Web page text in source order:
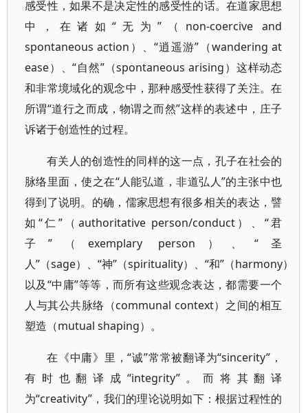
感受性，如果不是决定性的感受性的话。在道家思想
中，在诸如“无为”（non-coercive and
spontaneous action）、“逍遥游”（wandering at
ease）、“自然”（spontaneous arising）这样动态
和非常境域化的观念中，那种感受性获得了关注。在
所谓“道行之而成，物谓之而然”这样的表述中，庄子
诉诸于创造性的过程。
有关人的创造性的同样的这一点，孔子在社会的
脉络里面，使之在“人能弘道，非道弘人”的主张中也
得到了说明。的确，儒家思想有很多相关的表达，譬
如“仁”（authoritative person/conduct）、“君
子”（exemplary person）、“圣
人”（sage）、“神”（spirituality）、“和”（harmony）
以及“中庸”等等，而所有这些观念表达，都需要一个
人与其公共脉络（communal context）之间的相互
塑造（mutual shaping）。
在《中庸》里，“诚”常常被翻译为“sincerity”，
有时也翻译成“integrity”。而将其翻译
为“creativity”，我们的理论说明如下：根据过程性的